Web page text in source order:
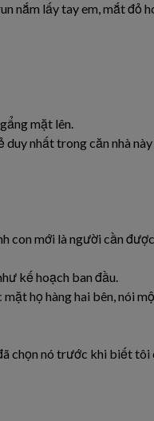
nắm lấy tay em, mắt đỏ
mặt lên.
duy nhất trong căn nhà
con mới là người cần
kế hoạch ban đầu.
họ hàng hai bên, nói
chọn nó trước khi biết tôi